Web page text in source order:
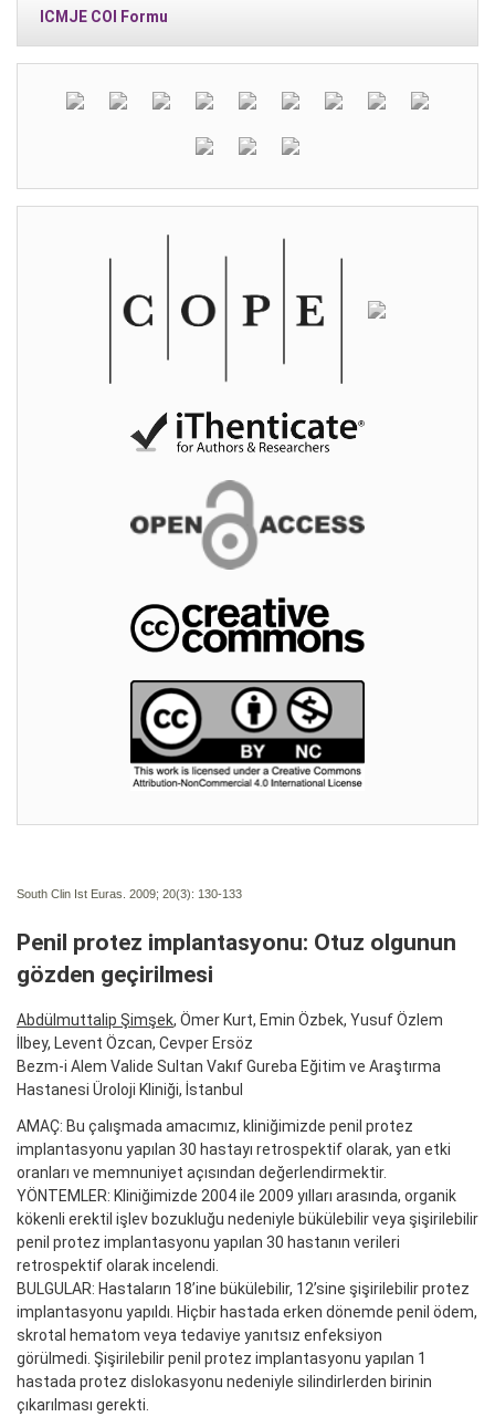
ICMJE COI Formu
South Clin Ist Euras. 2009; 20(3): 130-133
Penil protez implantasyonu: Otuz olgunun
gözden geçirilmesi
Abdülmuttalip Şimşek, Ömer Kurt, Emin Özbek, Yusuf Özlem
İlbey, Levent Özcan, Cevper Ersöz
Bezm-i Alem Valide Sultan Vakıf Gureba Eğitim ve Araştırma
Hastanesi Üroloji Kliniği, İstanbul
AMAÇ: Bu çalışmada amacımız, kliniğimizde penil protez
implantasyonu yapılan 30 hastayı retrospektif olarak, yan etki
oranları ve memnuniyet açısından değerlendirmektir.
YÖNTEMLER: Kliniğimizde 2004 ile 2009 yılları arasında, organik
kökenli erektil işlev bozukluğu nedeniyle bükülebilir veya şişirilebilir
penil protez implantasyonu yapılan 30 hastanın verileri
retrospektif olarak incelendi.
BULGULAR: Hastaların 18’ine bükülebilir, 12’sine şişirilebilir protez
implantasyonu yapıldı. Hiçbir hastada erken dönemde penil ödem,
skrotal hematom veya tedaviye yanıtsız enfeksiyon
görülmedi. Şişirilebilir penil protez implantasyonu yapılan 1
hastada protez dislokasyonu nedeniyle silindirlerden birinin
çıkarılması gerekti.